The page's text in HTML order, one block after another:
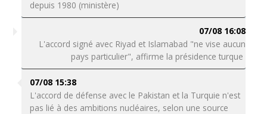
depuis 1980 (ministère)
07/08 16:08
L'accord signé avec Riyad et Islamabad "ne vise aucun
pays particulier", affirme la présidence turque
07/08 15:38
L'accord de défense avec le Pakistan et la Turquie n'est
pas lié à des ambitions nucléaires, selon une source